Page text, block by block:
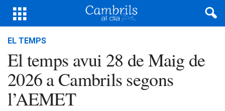
EL TEMPS
El temps avui 28 de Maig de
2026 a Cambrils segons
l’AEMET